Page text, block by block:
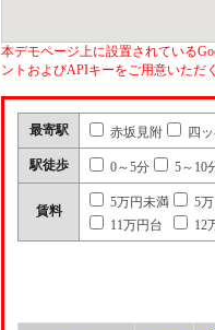
本デモページ上に設置されている
ントおよびAPIキーをご用意いただ
最寄駅 赤坂見附 四
駅徒歩 0～5分 5～10
賃料
5万円未満
5
11万円台
12